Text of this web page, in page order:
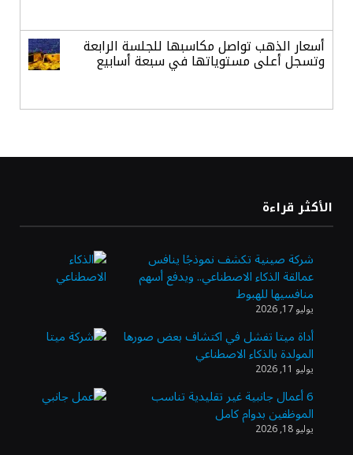
أسعار الذهب تواصل مكاسبها للجلسة الرابعة
وتسجل أعلى مستوياتها في سبعة أسابيع
«طيران الرياض» يدشن أولى رحلاته إلى مومباي
ويضيف الوجهة التشغيلية الثامنة
وزير الاستثمار: الموافقة على رخصة مزاولة
الأنشطة المالية عابرة الحدود تطوير للبيئة
الاستثمارية
الذهب يسجل أعلى مستوى في أسبوعين بدعم
من تراجع الدولار
الدولار الأمريكي يتراجع قرب أدنى مستوياته
الأكثر قراءة
شركة صينية تكشف نموذجًا ينافس
عمالقة الذكاء الاصطناعي.. ويدفع أسهم
منافسيها للهبوط
يوليو 17, 2026
أداة ميتا تفشل في اكتشاف بعض صورها
المولدة بالذكاء الاصطناعي
يوليو 11, 2026
6 أعمال جانبية غير تقليدية تناسب
الموظفين بدوام كامل
يوليو 18, 2026